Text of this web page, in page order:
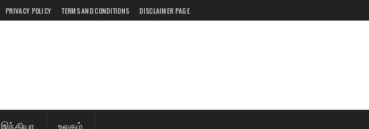
PRIVACY POLICY TERMS AND CONDITIONS DISCLAIMER PAGE
இந்தியா உலகம்